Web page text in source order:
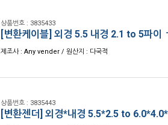
상품번호 : 3835433
[변환케이블] 외경 5.5 내경 2.1 to 5파이
제조사 : Any vender / 원산지 : 다국적
상품번호 : 3835443
[변환젠더] 외경*내경 5.5*2.5 to